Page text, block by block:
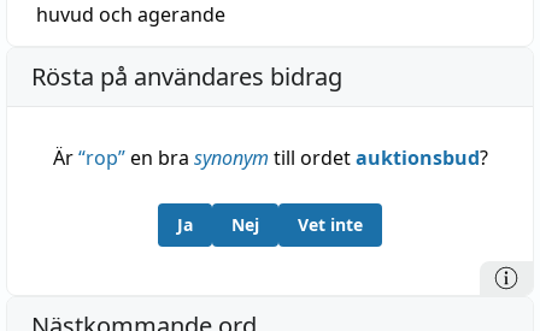
huvud och agerande
Rösta på användares bidrag
Är“rop”en bra synonym till ordetauktionsbud?
Ja Nej Vet inte